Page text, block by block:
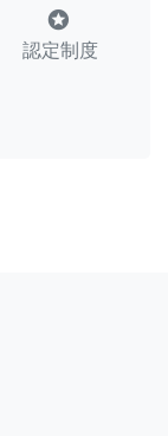
stars
認定制度